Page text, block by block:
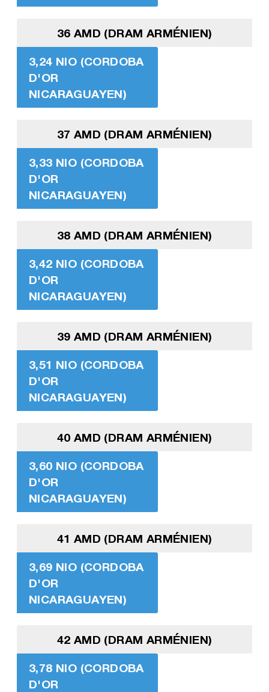
36 AMD (DRAM ARMÉNIEN)
3,24 NIO (CORDOBA
D'OR
NICARAGUAYEN)
37 AMD (DRAM ARMÉNIEN)
3,33 NIO (CORDOBA
D'OR
NICARAGUAYEN)
38 AMD (DRAM ARMÉNIEN)
3,42 NIO (CORDOBA
D'OR
NICARAGUAYEN)
39 AMD (DRAM ARMÉNIEN)
3,51 NIO (CORDOBA
D'OR
NICARAGUAYEN)
40 AMD (DRAM ARMÉNIEN)
3,60 NIO (CORDOBA
D'OR
NICARAGUAYEN)
41 AMD (DRAM ARMÉNIEN)
3,69 NIO (CORDOBA
D'OR
NICARAGUAYEN)
42 AMD (DRAM ARMÉNIEN)
3,78 NIO (CORDOBA
D'OR